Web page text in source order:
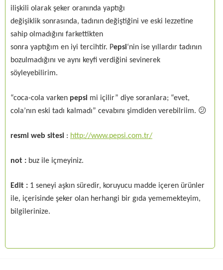
ilişkili olarak şeker oranında yaptığı
değişiklik sonrasında, tadının değiştiğini ve eski lezzetine
sahip olmadığını farkettikten
sonra yaptığım en iyi tercihtir. Pepsi‘nin ise yıllardır tadının
bozulmadığını ve aynı keyfi verdiğini sevinerek
söyleyebilirim.
“coca-cola varken pepsi mi içilir” diye soranlara; “evet,
cola’nın eski tadı kalmadı” cevabını şimdiden verebilriim. 😕
resmi web sitesi : http://www.pepsi.com.tr/
not : buz ile içmeyiniz.
Edit : 1 seneyi aşkın süredir, koruyucu madde içeren ürünler
ile, içerisinde şeker olan herhangi bir gıda yememekteyim,
bilgilerinize.